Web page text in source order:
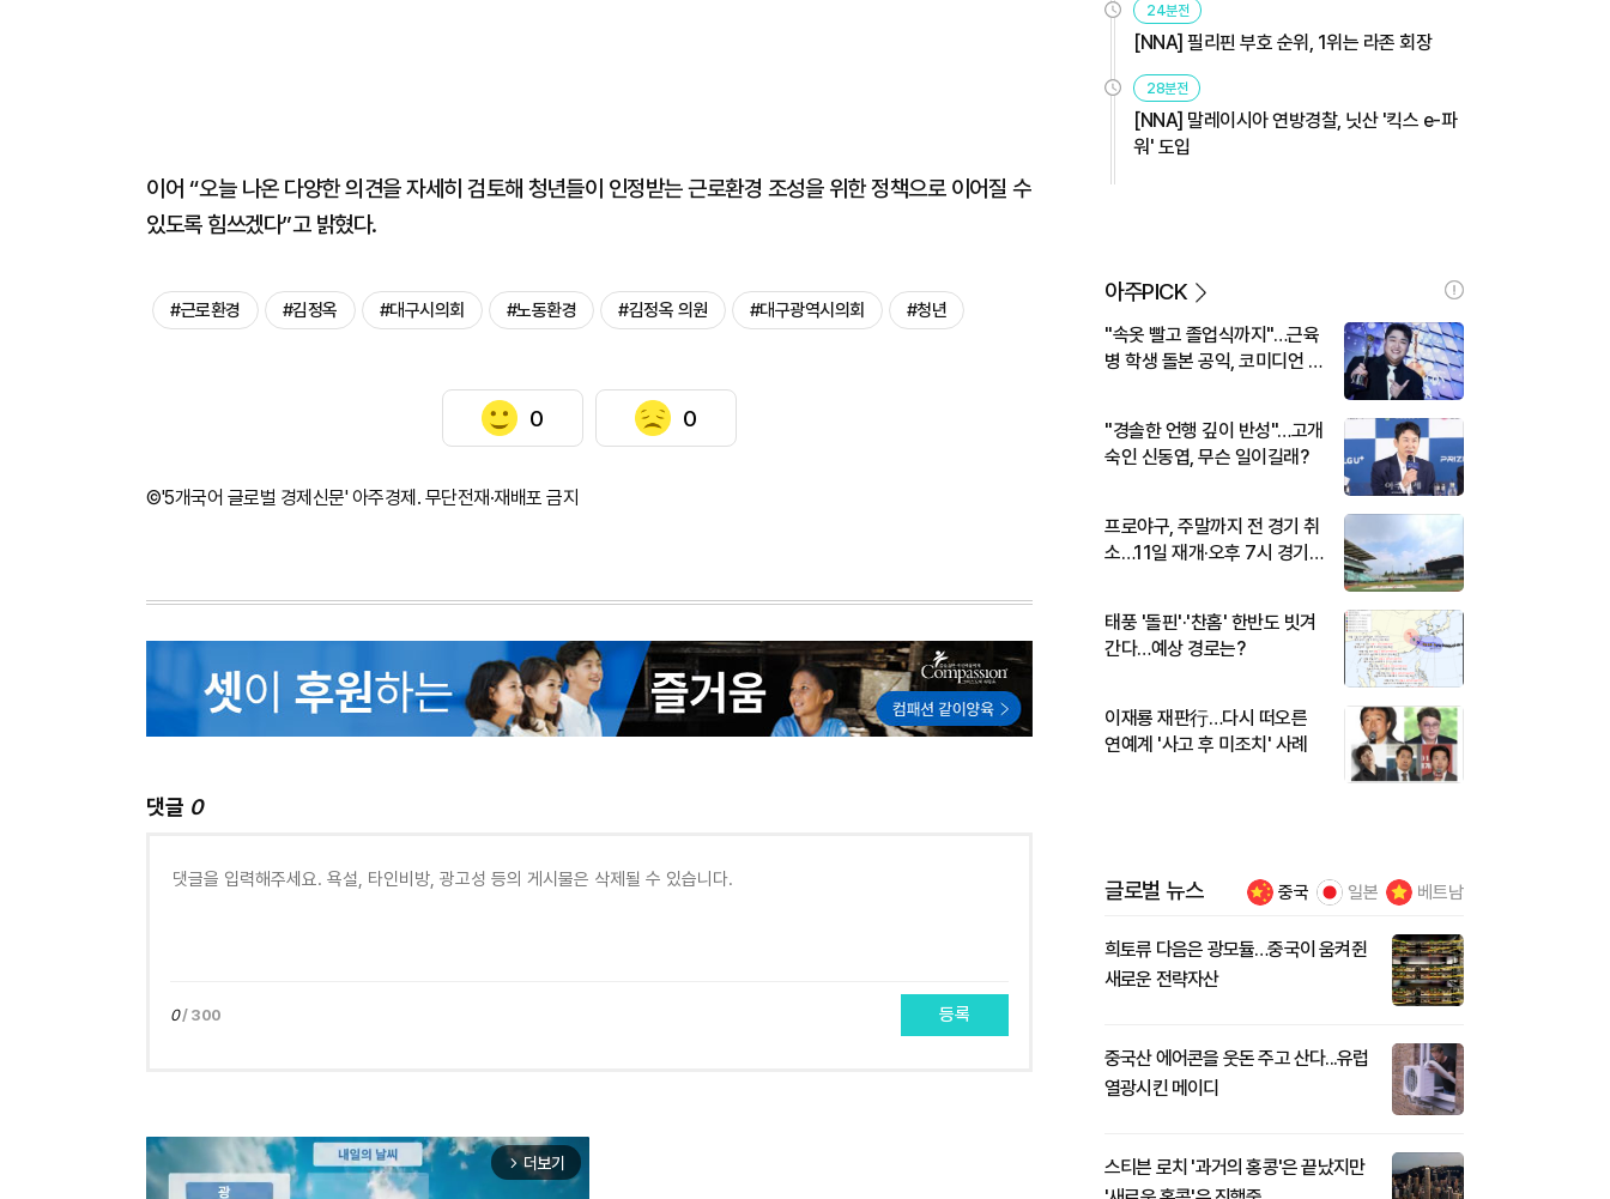
이어 “오늘 나온 다양한 의견을 자세히 검토해 청년들이 인정받는 근로환경 조성을 위한 정책으로 이어질 수
있도록 힘쓰겠다”고 밝혔다.
#근로환경 #김정옥 #대구시의회 #노동환경 #김정옥 의원 #대구광역시의회 #청년
0 0
©'5개국어 글로벌 경제신문' 아주경제. 무단전재·재배포 금지
댓글 0
0/ 300 등록
arrow_forward_ios 더보기
24분전
[NNA] 필리핀 부호 순위, 1위는 라존 회장
28분전
[NNA] 말레이시아 연방경찰, 닛산 '킥스 e-파
워' 도입
아주PICK
"속옷 빨고 졸업식까지"…근육
병 학생 돌본 공익, 코미디언 김
"경솔한 언행 깊이 반성"…고개
숙인 신동엽, 무슨 일이길래?
프로야구, 주말까지 전 경기 취
소…11일 재개·오후 7시 경기
태풍 '돌핀'·'찬홈' 한반도 빗겨
간다…예상 경로는?
이재룡 재판行…다시 떠오른
연예계 '사고 후 미조치' 사례
글로벌 뉴스 중국 일본 베트남
희토류 다음은 광모듈…중국이 움켜쥔
새로운 전략자산
중국산 에어콘을 웃돈 주고 산다...유럽
열광시킨 메이디
스티븐 로치 '과거의 홍콩'은 끝났지만